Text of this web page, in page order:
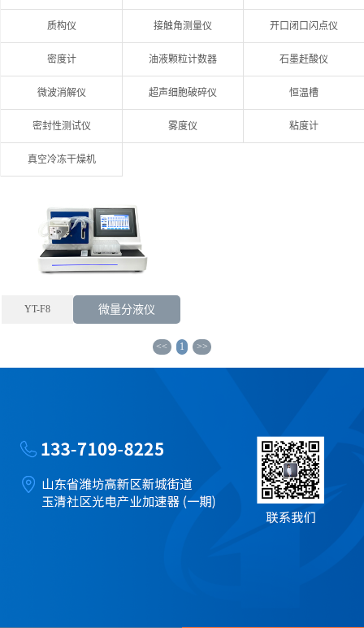
质构仪 接触角测量仪 开口闭口闪点仪
密度计 油液颗粒计数器 石墨赶酸仪
微波消解仪 超声细胞破碎仪 恒温槽
密封性测试仪 雾度仪 粘度计
真空冷冻干燥机
YT-F8 微量分液仪
<< 1 >>